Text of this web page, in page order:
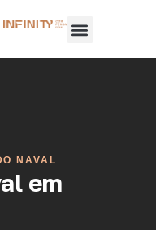
NAVAL
em